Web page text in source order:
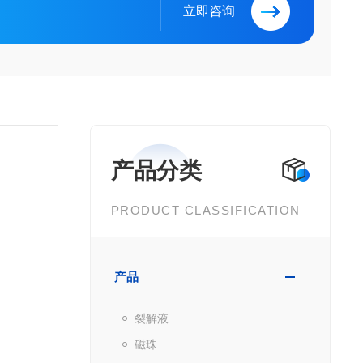
立即咨询
产品分类
PRODUCT CLASSIFICATION
产品
裂解液
磁珠